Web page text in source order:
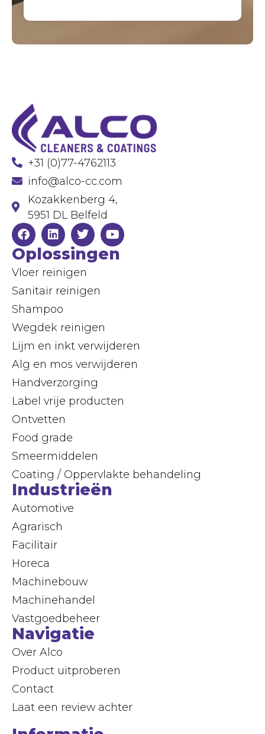
+31 (0)77-4762113
info@alco-cc.com
Kozakkenberg 4,
5951 DL Belfeld
Oplossingen
Vloer reinigen
Sanitair reinigen
Shampoo
Wegdek reinigen
Lijm en inkt verwijderen
Alg en mos verwijderen
Handverzorging
Label vrije producten
Ontvetten
Food grade
Smeermiddelen
Coating / Oppervlakte behandeling
Industrieën
Automotive
Agrarisch
Facilitair
Horeca
Machinebouw
Machinehandel
Vastgoedbeheer
Navigatie
Over Alco
Product uitproberen
Contact
Laat een review achter